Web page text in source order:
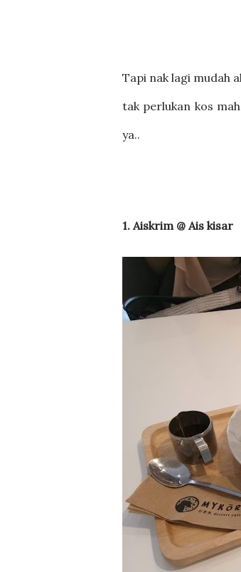
Tapi nak lagi mudah
tak perlukan kos
ya..
1. Aiskrim @ Ais kisar